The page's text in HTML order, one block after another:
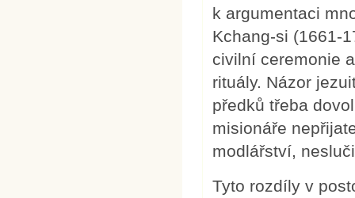
k argumentaci
Kchang-si (1661-
civilní ceremonie
rituály. Názor
předků třeba
misionáře
modlářství,
Tyto rozdíly v